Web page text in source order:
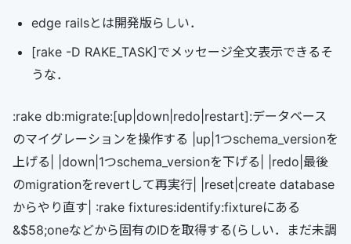
edge railsとは開発版らしい．
[rake -D RAKE_TASK]でメッセージ全文表示できるそ
うな．
:rake db:migrate:[up|down|redo|restart]:データベース
のマイグレーションを操作する |up|1つschema_versionを
上げる| |down|1つschema_versionを下げる| |redo|最後
のmigrationをrevertして再実行| |reset|create database
からやり直す| :rake fixtures:identify:fixtureにある
&$58;oneなどから固有のIDを取得する(らしい．まだ未調